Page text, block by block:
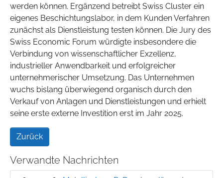
werden können. Ergänzend betreibt Swiss Cluster ein
eigenes Beschichtungslabor, in dem Kunden Verfahren
zunächst als Dienstleistung testen können. Die Jury des
Swiss Economic Forum würdigte insbesondere die
Verbindung von wissenschaftlicher Exzellenz,
industrieller Anwendbarkeit und erfolgreicher
unternehmerischer Umsetzung. Das Unternehmen
wuchs bislang überwiegend organisch durch den
Verkauf von Anlagen und Dienstleistungen und erhielt
seine erste externe Investition erst im Jahr 2025.
Zurück
Verwandte Nachrichten